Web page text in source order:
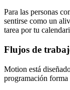
Para las personas
sentirse como un
tarea por tu
Flujos de
Motion está
programación forma